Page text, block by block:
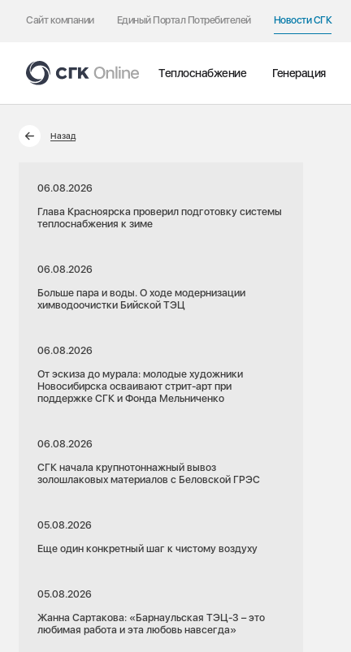
Сайт компании Единый Портал Потребителей Новости СГК
Теплоснабжение Генерация
Назад
06.08.2026
Глава Красноярска проверил подготовку системы
теплоснабжения к зиме
06.08.2026
Больше пара и воды. О ходе модернизации
химводоочистки Бийской ТЭЦ
06.08.2026
От эскиза до мурала: молодые художники
Новосибирска осваивают стрит-арт при
поддержке СГК и Фонда Мельниченко
06.08.2026
СГК начала крупнотоннажный вывоз
золошлаковых материалов с Беловской ГРЭС
05.08.2026
Еще один конкретный шаг к чистому воздуху
05.08.2026
Жанна Сартакова: «Барнаульская ТЭЦ-3 – это
любимая работа и эта любовь навсегда»